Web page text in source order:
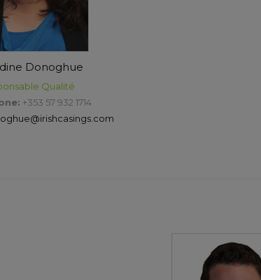
Donoghue
Qualité
+353 57 932 1714